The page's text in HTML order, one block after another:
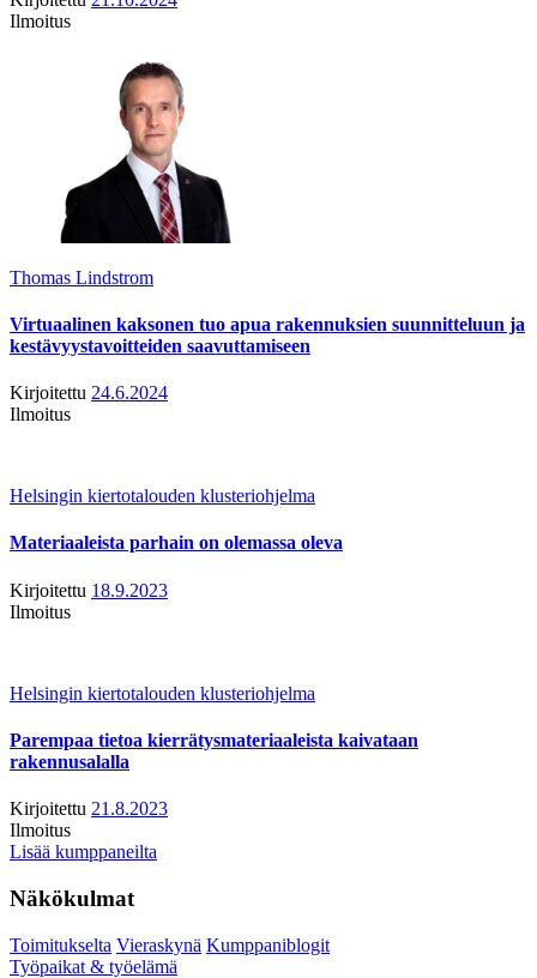
Ilmoitus
Thomas Lindstrom
Virtuaalinen kaksonen tuo apua rakennuksien suunnitteluun ja
kestävyystavoitteiden saavuttamiseen
Kirjoitettu 24.6.2024
Ilmoitus
Helsingin kiertotalouden klusteriohjelma
Materiaaleista parhain on olemassa oleva
Kirjoitettu 18.9.2023
Ilmoitus
Helsingin kiertotalouden klusteriohjelma
Parempaa tietoa kierrätysmateriaaleista kaivataan
rakennusalalla
Kirjoitettu 21.8.2023
Ilmoitus
Lisää kumppaneilta
Näkökulmat
Toimitukselta Vieraskynä Kumppaniblogit
Työpaikat & työelämä